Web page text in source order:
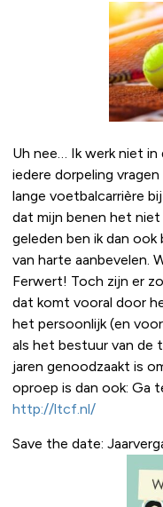
Uh nee… Ik werk niet in
iedere dorpeling
lange voetbalcarrière
dat mijn benen het niet
geleden ben ik dan
van harte aanbevelen.
Ferwert! Toch zijn er
dat komt vooral door
het persoonlijk (en
als het bestuur van de
jaren genoodzaakt is
oproep is dan ook: Ga
http://ltcf.nl/
Save the date: